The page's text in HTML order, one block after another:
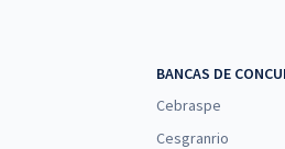
BANCAS DE
Cebraspe
Cesgranrio